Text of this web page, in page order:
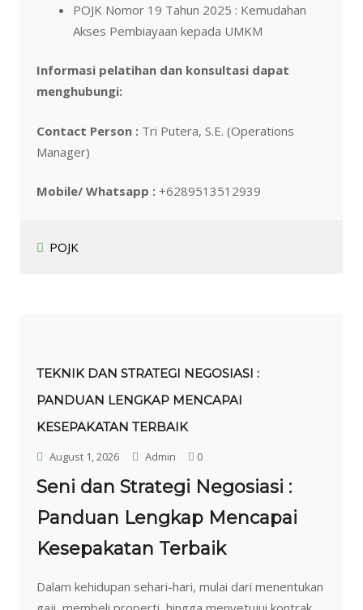
POJK Nomor 19 Tahun 2025 : Kemudahan
Akses Pembiayaan kepada UMKM
Informasi pelatihan dan konsultasi dapat
menghubungi:
Contact Person : Tri Putera, S.E. (Operations
Manager)
Mobile/ Whatsapp : +6289513512939
POJK
TEKNIK DAN STRATEGI NEGOSIASI :
PANDUAN LENGKAP MENCAPAI
KESEPAKATAN TERBAIK
August 1, 2026 Admin 0
Seni dan Strategi Negosiasi :
Panduan Lengkap Mencapai
Kesepakatan Terbaik
Dalam kehidupan sehari-hari, mulai dari menentukan